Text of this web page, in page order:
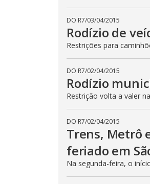
DO R7/03/04/2015
Rodízio de
Restrições para
DO R7/02/04/2015
Rodízio
Restrição volta a valer
DO R7/02/04/2015
Trens, Metrô
feriado em
Na segunda-feira, o